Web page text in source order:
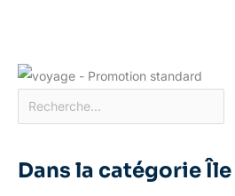
Dans la catégorie